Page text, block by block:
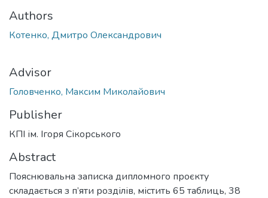
Authors
Котенко, Дмитро Олександрович
Advisor
Головченко, Максим Миколайович
Publisher
КПІ ім. Ігоря Сікорського
Abstract
Пояснювальна записка дипломного проєкту
складається з п’яти розділів, містить 65 таблиць, 38